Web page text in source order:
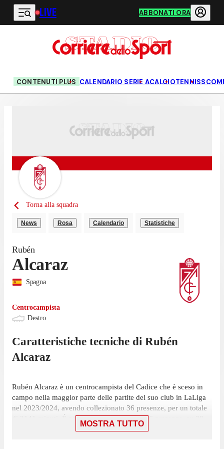
Vai al contenuto principale
LIVE ABBONATI ORA
CONTENUTI PLUS CALENDARIO SERIE ACALCIOTENNIS
Torna alla squadra
News Rosa Calendario Statistiche
Rubén
Alcaraz
Spagna
Centrocampista
Destro
Caratteristiche tecniche di Rubén
Alcaraz
Rubén Alcaraz è un centrocampista del Cadice che è sceso in
campo nella maggior parte delle partite del suo club in LaLiga
nel 2023/2024, avendo collezionato 36 presenze, per un totale
di 3141 minuti. É partito titolare in tutte le 36 presenze, su 38
MOSTRA TUTTO